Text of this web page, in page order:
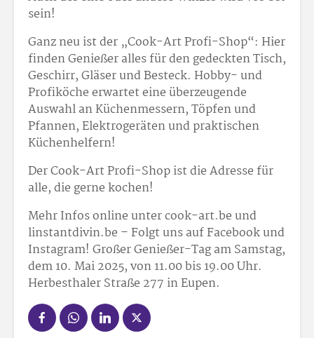
sein!
Ganz neu ist der „Cook-Art Profi-Shop“: Hier
finden Genießer alles für den gedeckten Tisch,
Geschirr, Gläser und Besteck. Hobby- und
Profiköche erwartet eine überzeugende
Auswahl an Küchenmessern, Töpfen und
Pfannen, Elektrogeräten und praktischen
Küchenhelfern!
Der Cook-Art Profi-Shop ist die Adresse für
alle, die gerne kochen!
Mehr Infos online unter cook-art.be und
linstantdivin.be – Folgt uns auf Facebook und
Instagram! Großer Genießer-Tag am Samstag,
dem 10. Mai 2025, von 11.00 bis 19.00 Uhr.
Herbesthaler Straße 277 in Eupen.